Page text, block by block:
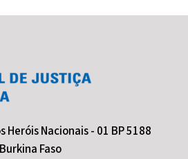
Heróis Nacionais - 01 BP 5188
Faso